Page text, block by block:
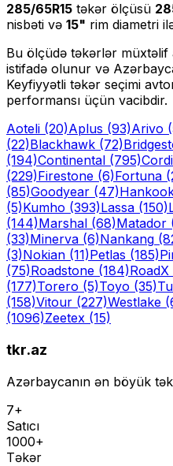
285/65R15 təkər ölçüsü
nisbəti və 15" rim diametri
Bu ölçüdə təkərlər
istifadə olunur və
Keyfiyyətli təkər seçimi
performansı üçün vacibdir.
Aoteli (20)Aplus (93)Arivo
(22)Blackhawk (72)
(194)Continental (795)
(229)Firestone (6)Fortuna
(85)Goodyear (47)
(5)Kumho (393)Lassa (150)
(144)Marshal (68)Matador
(33)Minerva (6)Nankang
(3)Nokian (11)Petlas (185)
(75)Roadstone (184)RoadX
(177)Torero (5)Toyo (35)
(158)Vitour (227)Westlake
(1096)Zeetex (15)
tkr.az
Azərbaycanın ən böyük
7+
Satıcı
1000+
Təkər